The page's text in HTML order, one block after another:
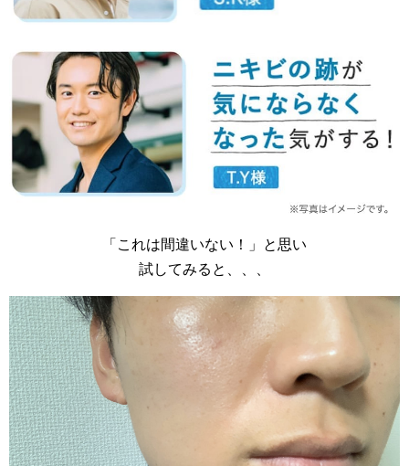
「これは間違いない！」と思い
試してみると、、、